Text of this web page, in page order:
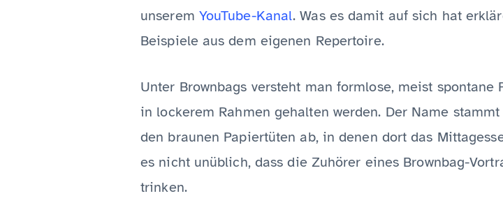
unserem YouTube-Kanal. Was es damit auf sich hat
Beispiele aus dem eigenen Repertoire.
Unter Brownbags versteht man formlose, meist spontane
in lockerem Rahmen gehalten werden. Der Name
den braunen Papiertüten ab, in denen dort das
es nicht unüblich, dass die Zuhörer eines Brownbag-
trinken.